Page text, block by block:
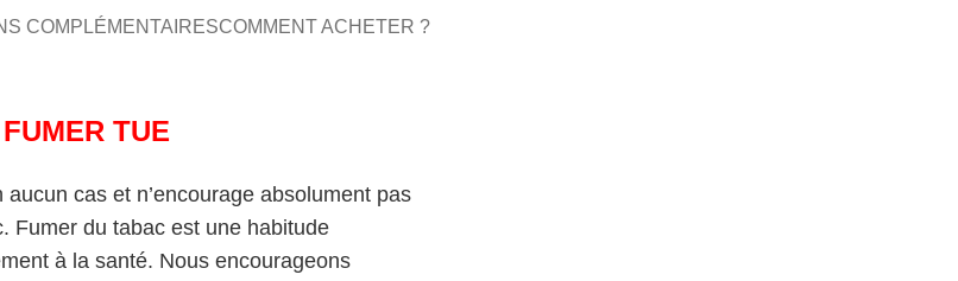
COMPLÉMENTAIRESCOMMENT ACHETER ?
FUMER TUE
cas et n’encourage absolument pas
Fumer du tabac est une habitude
à la santé. Nous encourageons